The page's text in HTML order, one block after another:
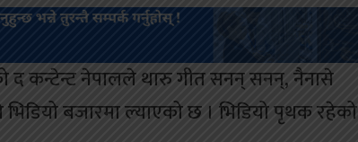
द कन्टेन्ट नेपालले थारु गीत सनन् सनन्, नैनासे
बजारमा ल्याएको छ । भिडियो पृथक रहेको